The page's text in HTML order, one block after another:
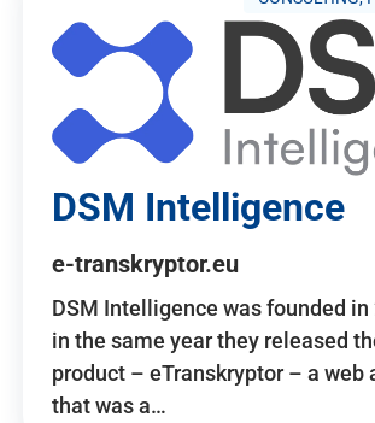
DSM Intelligence
e-transkryptor.eu
DSM Intelligence was founded in
in the same year they released
product – eTranskryptor – a web
that was a…